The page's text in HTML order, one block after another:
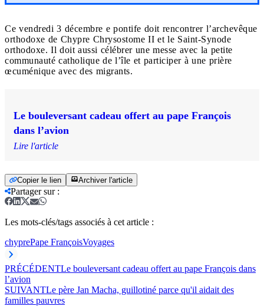
Ce vendredi 3 décembre e pontife doit rencontrer l’archevêque
orthodoxe de Chypre Chrysostome II et le Saint-Synode
orthodoxe. Il doit aussi célébrer une messe avec la petite
communauté catholique de l’île et participer à une prière
œcuménique avec des migrants.
Le bouleversant cadeau offert au pape François
dans l’avion
Lire l'article
Copier le lien Archiver l'article
Partager sur:
Les mots-clés/tags associés à cet article :
chyprePape FrançoisVoyages
PRÉCÉDENTLe bouleversant cadeau offert au pape François dans
l’avion
SUIVANTLe père Jan Macha, guillotiné parce qu'il aidait des
familles pauvres